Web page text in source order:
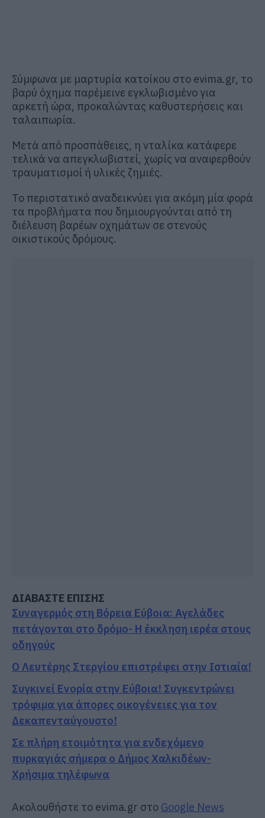
Σύμφωνα με μαρτυρία κατοίκου στο evima.gr, το
βαρύ όχημα παρέμεινε εγκλωβισμένο για
αρκετή ώρα, προκαλώντας καθυστερήσεις και
ταλαιπωρία.
Μετά από προσπάθειες, η νταλίκα κατάφερε
τελικά να απεγκλωβιστεί, χωρίς να αναφερθούν
τραυματισμοί ή υλικές ζημιές.
Το περιστατικό αναδεικνύει για ακόμη μία φορά
τα προβλήματα που δημιουργούνται από τη
διέλευση βαρέων οχημάτων σε στενούς
οικιστικούς δρόμους.
ΔΙΑΒΑΣΤΕ ΕΠΙΣΗΣ
Συναγερμός στη Βόρεια Εύβοια: Αγελάδες
πετάγονται στο δρόμο- Η έκκληση ιερέα στους
οδηγούς
Ο Λευτέρης Στεργίου επιστρέφει στην Ιστιαία!
Συγκινεί Ενορία στην Εύβοια! Συγκεντρώνει
τρόφιμα για άπορες οικογένειες για τον
Δεκαπενταύγουστο!
Σε πλήρη ετοιμότητα για ενδεχόμενο
πυρκαγιάς σήμερα ο Δήμος Χαλκιδέων-
Χρήσιμα τηλέφωνα
Ακολουθήστε το evima.gr στο Google News